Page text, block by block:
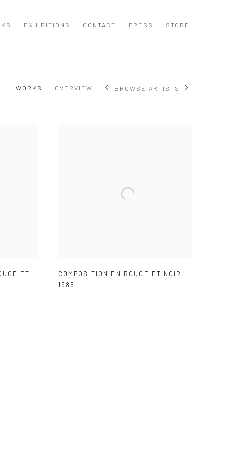
EXHIBITIONS CONTACT PRESS STORE
WORKS OVERVIEW BROWSE ARTISTS
ET
COMPOSITION EN ROUGE ET NOIR ,
1985